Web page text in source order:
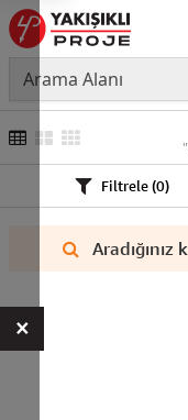
Filtrele (0)
×